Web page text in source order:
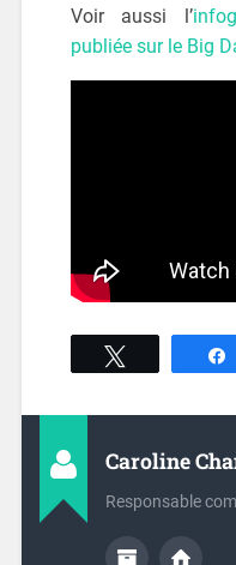
Voir aussi l’
publiée sur le Big
Caroline
Responsable